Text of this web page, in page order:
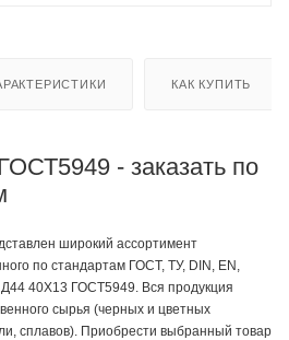
КАК КУПИТЬ
- заказать по
широкий ассортимент
по стандартам ГОСТ, ТУ, DIN, EN,
Д44 40Х13 ГОСТ5949. Вся продукция
сырья (черных и цветных
сплавов). Приобрести выбранный товар